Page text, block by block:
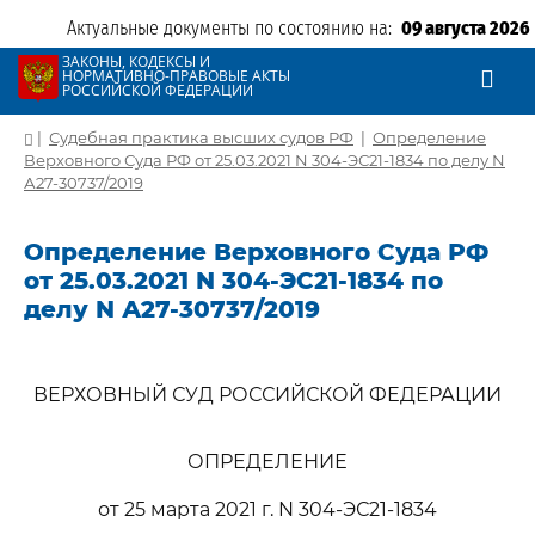
Актуальные документы по состоянию на: 09 августа 2026
ЗАКОНЫ, КОДЕКСЫ И
НОРМАТИВНО-ПРАВОВЫЕ АКТЫ
РОССИЙСКОЙ ФЕДЕРАЦИИ
| Судебная практика высших судов РФ | Определение
Верховного Суда РФ от 25.03.2021 N 304-ЭС21-1834 по делу N
А27-30737/2019
Определение Верховного Суда РФ
от 25.03.2021 N 304-ЭС21-1834 по
делу N А27-30737/2019
ВЕРХОВНЫЙ СУД РОССИЙСКОЙ ФЕДЕРАЦИИ
ОПРЕДЕЛЕНИЕ
от 25 марта 2021 г. N 304-ЭС21-1834